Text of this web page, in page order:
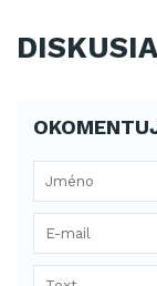
DISKUSIA